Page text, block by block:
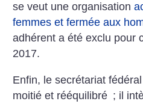
se veut une organisation
femmes et fermée aux
adhérent a été exclu pour
2017.
Enfin, le secrétariat
moitié et rééquilibré ; il